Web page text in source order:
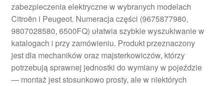
zabezpieczenia elektryczne w wybranych modelach
Citroën i Peugeot. Numeracja części (9675877980,
9807028580, 6500FQ) ułatwia szybkie wyszukiwanie w
katalogach i przy zamówieniu. Produkt przeznaczony
jest dla mechaników oraz majsterkowiczów, którzy
potrzebują sprawnej jednostki do wymiany w pojeździe
— montaż jest stosunkowo prosty, ale w niektórych